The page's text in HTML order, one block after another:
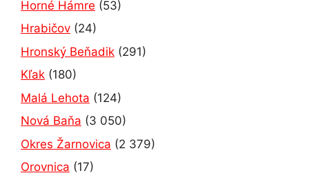
Horné Hámre (53)
Hrabičov (24)
Hronský Beňadik (291)
Kľak (180)
Malá Lehota (124)
Nová Baňa (3 050)
Okres Žarnovica (2 379)
Orovnica (17)